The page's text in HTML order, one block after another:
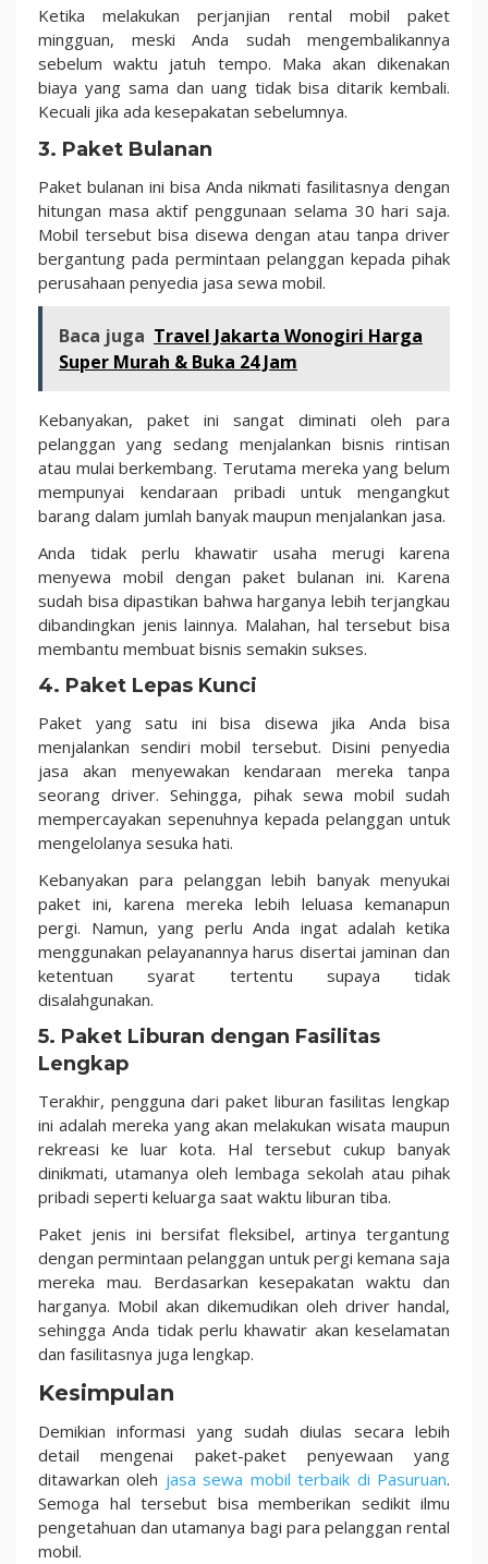
Ketika melakukan perjanjian rental mobil paket
mingguan, meski Anda sudah mengembalikannya
sebelum waktu jatuh tempo. Maka akan dikenakan
biaya yang sama dan uang tidak bisa ditarik kembali.
Kecuali jika ada kesepakatan sebelumnya.
3. Paket Bulanan
Paket bulanan ini bisa Anda nikmati fasilitasnya dengan
hitungan masa aktif penggunaan selama 30 hari saja.
Mobil tersebut bisa disewa dengan atau tanpa driver
bergantung pada permintaan pelanggan kepada pihak
perusahaan penyedia jasa sewa mobil.
Baca juga Travel Jakarta Wonogiri Harga
Super Murah & Buka 24 Jam
Kebanyakan, paket ini sangat diminati oleh para
pelanggan yang sedang menjalankan bisnis rintisan
atau mulai berkembang. Terutama mereka yang belum
mempunyai kendaraan pribadi untuk mengangkut
barang dalam jumlah banyak maupun menjalankan jasa.
Anda tidak perlu khawatir usaha merugi karena
menyewa mobil dengan paket bulanan ini. Karena
sudah bisa dipastikan bahwa harganya lebih terjangkau
dibandingkan jenis lainnya. Malahan, hal tersebut bisa
membantu membuat bisnis semakin sukses.
4. Paket Lepas Kunci
Paket yang satu ini bisa disewa jika Anda bisa
menjalankan sendiri mobil tersebut. Disini penyedia
jasa akan menyewakan kendaraan mereka tanpa
seorang driver. Sehingga, pihak sewa mobil sudah
mempercayakan sepenuhnya kepada pelanggan untuk
mengelolanya sesuka hati.
Kebanyakan para pelanggan lebih banyak menyukai
paket ini, karena mereka lebih leluasa kemanapun
pergi. Namun, yang perlu Anda ingat adalah ketika
menggunakan pelayanannya harus disertai jaminan dan
ketentuan syarat tertentu supaya tidak
disalahgunakan.
5. Paket Liburan dengan Fasilitas
Lengkap
Terakhir, pengguna dari paket liburan fasilitas lengkap
ini adalah mereka yang akan melakukan wisata maupun
rekreasi ke luar kota. Hal tersebut cukup banyak
dinikmati, utamanya oleh lembaga sekolah atau pihak
pribadi seperti keluarga saat waktu liburan tiba.
Paket jenis ini bersifat fleksibel, artinya tergantung
dengan permintaan pelanggan untuk pergi kemana saja
mereka mau. Berdasarkan kesepakatan waktu dan
harganya. Mobil akan dikemudikan oleh driver handal,
sehingga Anda tidak perlu khawatir akan keselamatan
dan fasilitasnya juga lengkap.
Kesimpulan
Demikian informasi yang sudah diulas secara lebih
detail mengenai paket-paket penyewaan yang
ditawarkan oleh jasa sewa mobil terbaik di Pasuruan.
Semoga hal tersebut bisa memberikan sedikit ilmu
pengetahuan dan utamanya bagi para pelanggan rental
mobil.